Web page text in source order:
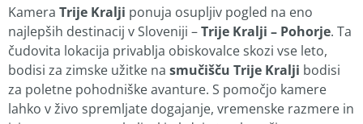
Kamera Trije Kralji ponuja osupljiv pogled na eno
najlepših destinacij v Sloveniji –Trije Kralji – Pohorje. Ta
čudovita lokacija privablja obiskovalce skozi vse leto,
bodisi za zimske užitke na smučišču Trije Kralji bodisi
za poletne pohodniške avanture. S pomočjo kamere
lahko v živo spremljate dogajanje, vremenske razmere in